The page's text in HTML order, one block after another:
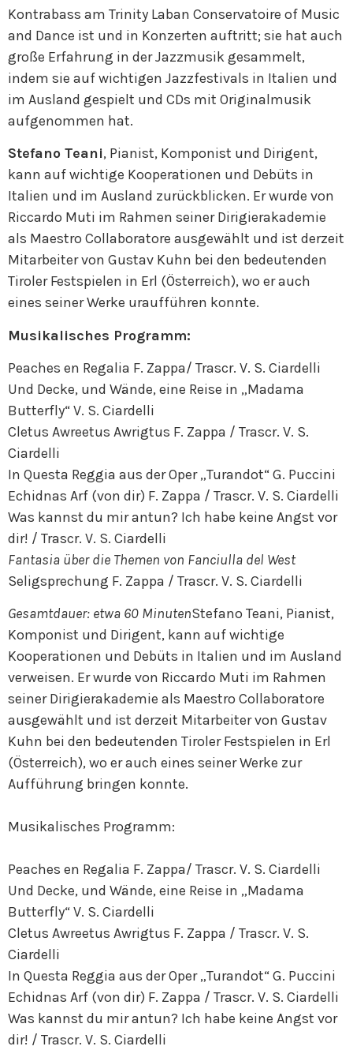
Kontrabass am Trinity Laban Conservatoire of Music
and Dance ist und in Konzerten auftritt; sie hat auch
große Erfahrung in der Jazzmusik gesammelt,
indem sie auf wichtigen Jazzfestivals in Italien und
im Ausland gespielt und CDs mit Originalmusik
aufgenommen hat.
Stefano Teani, Pianist, Komponist und Dirigent,
kann auf wichtige Kooperationen und Debüts in
Italien und im Ausland zurückblicken. Er wurde von
Riccardo Muti im Rahmen seiner Dirigierakademie
als Maestro Collaboratore ausgewählt und ist derzeit
Mitarbeiter von Gustav Kuhn bei den bedeutenden
Tiroler Festspielen in Erl (Österreich), wo er auch
eines seiner Werke uraufführen konnte.
Musikalisches Programm:
Peaches en Regalia F. Zappa/ Trascr. V. S. Ciardelli
Und Decke, und Wände, eine Reise in „Madama
Butterfly“ V. S. Ciardelli
Cletus Awreetus Awrigtus F. Zappa / Trascr. V. S.
Ciardelli
In Questa Reggia aus der Oper „Turandot“ G. Puccini
Echidnas Arf (von dir) F. Zappa / Trascr. V. S. Ciardelli
Was kannst du mir antun? Ich habe keine Angst vor
dir! / Trascr. V. S. Ciardelli
Fantasia über die Themen von Fanciulla del West
Seligsprechung F. Zappa / Trascr. V. S. Ciardelli
Gesamtdauer: etwa 60 MinutenStefano Teani, Pianist,
Komponist und Dirigent, kann auf wichtige
Kooperationen und Debüts in Italien und im Ausland
verweisen. Er wurde von Riccardo Muti im Rahmen
seiner Dirigierakademie als Maestro Collaboratore
ausgewählt und ist derzeit Mitarbeiter von Gustav
Kuhn bei den bedeutenden Tiroler Festspielen in Erl
(Österreich), wo er auch eines seiner Werke zur
Aufführung bringen konnte.
Musikalisches Programm:
Peaches en Regalia F. Zappa/ Trascr. V. S. Ciardelli
Und Decke, und Wände, eine Reise in „Madama
Butterfly“ V. S. Ciardelli
Cletus Awreetus Awrigtus F. Zappa / Trascr. V. S.
Ciardelli
In Questa Reggia aus der Oper „Turandot“ G. Puccini
Echidnas Arf (von dir) F. Zappa / Trascr. V. S. Ciardelli
Was kannst du mir antun? Ich habe keine Angst vor
dir! / Trascr. V. S. Ciardelli